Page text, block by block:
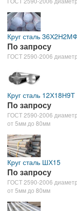
Круг сталь
По запросу
ГОСТ 2590-2006
Круг сталь 12Х18Н9Т
По запросу
ГОСТ 2590-2006
от 5мм до 80мм
Круг сталь ШХ15
По запросу
ГОСТ 2590-2006
от 5мм до 80мм